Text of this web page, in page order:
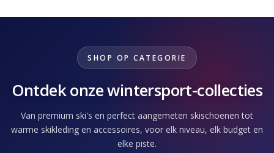
SHOP OP CATEGORIE
Ontdek onze wintersport-collecties
Van premium ski's en perfect aangemeten skischoenen tot
warme skikleding en accessoires, voor elk niveau, elk budget en
elke piste.